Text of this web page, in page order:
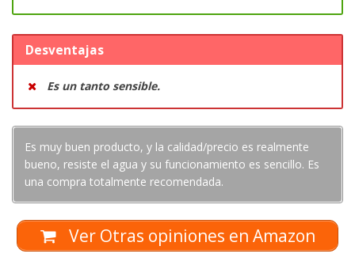
Desventajas
Es un tanto sensible.
Es muy buen producto, y la calidad/precio es realmente
bueno, resiste el agua y su funcionamiento es sencillo. Es
una compra totalmente recomendada.
Ver Otras opiniones en Amazon